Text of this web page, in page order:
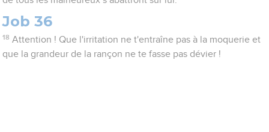
Job 36
18 Attention ! Que l'irritation ne t'entraîne pas à la moquerie et
que la grandeur de la rançon ne te fasse pas dévier !